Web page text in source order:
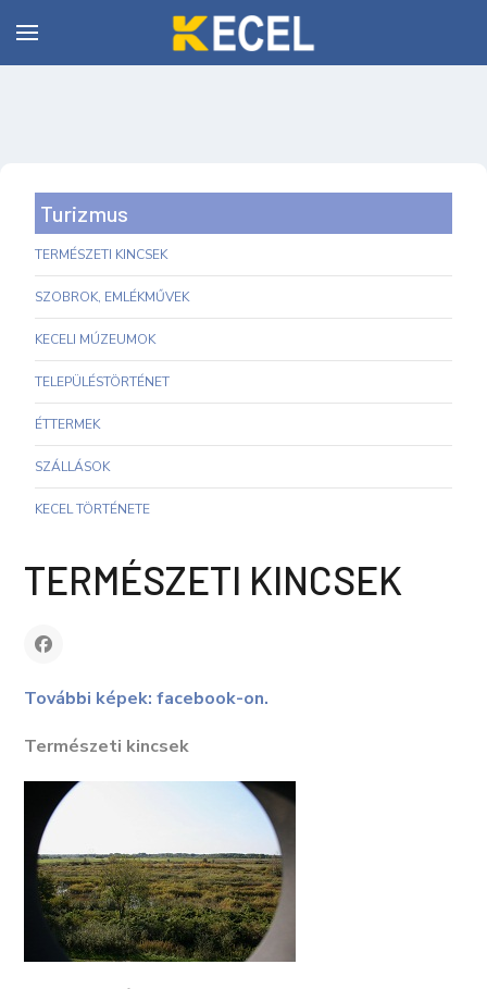
Turizmus
TERMÉSZETI KINCSEK
SZOBROK, EMLÉKMŰVEK
KECELI MÚZEUMOK
TELEPÜLÉSTÖRTÉNET
ÉTTERMEK
SZÁLLÁSOK
KECEL TÖRTÉNETE
TERMÉSZETI KINCSEK
További képek: facebook-on.
Természeti kincsek